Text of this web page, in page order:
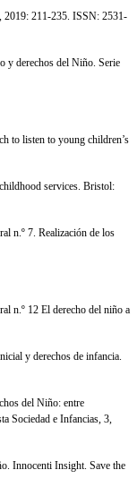
2019: 211-235. ISSN: 2531-
y derechos del Niño. Serie
to listen to young children’s
services. Bristol:
n.º 7. Realización de los
n.º 12 El derecho del niño a
y derechos de infancia.
del Niño: entre
Sociedad e Infancias, 3,
Innocenti Insight. Save the